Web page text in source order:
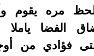
مره يقوم
الفضا
فؤادي من